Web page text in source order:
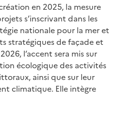
en 2025, la mesure
s’inscrivant dans les
nationale pour la mer et
stratégiques de façade et
l’accent sera mis sur
écologique des activités
ainsi que sur leur
climatique. Elle intègre